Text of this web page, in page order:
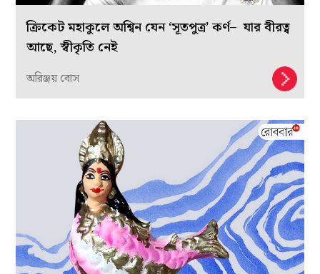
ক্রিকেট মহাকুলে অশ্বিন যেন ‘সূতপুত্র’ কর্ণ– যার বীরত্ব
আছে, স্বীকৃতি নেই
অরিঞ্জয় বোস